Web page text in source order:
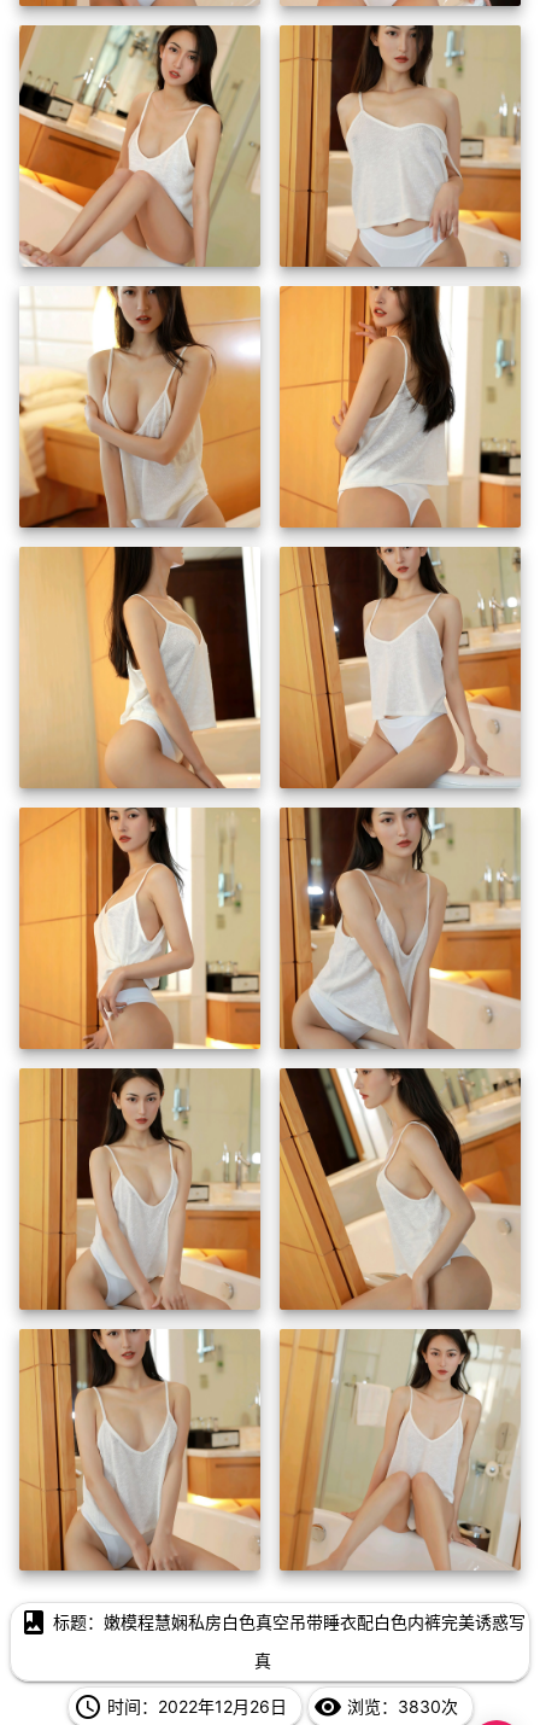
photo_album 标题：嫩模程慧娴私房白色真空吊带睡衣配白色内裤完美诱惑写
真
access_time 时间：2022年12月26日 remove_red_eye 浏览：3830次